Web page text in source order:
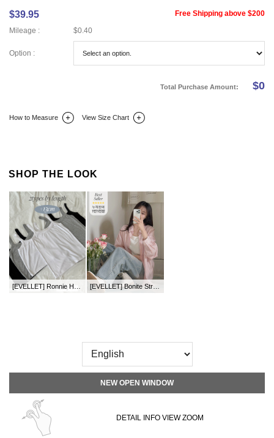
$39.95
Free Shipping above $200
Mileage :
$0.40
Option :
Total Purchase Amount: $0
How to Measure View Size Chart
SHOP THE LOOK
NEW OPEN WINDOW
DETAIL INFO VIEW ZOOM